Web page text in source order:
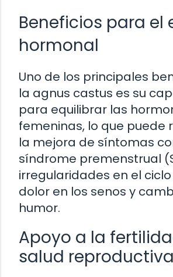
Beneficios para el
hormonal
Uno de los principales
la agnus castus es su
para equilibrar las
femeninas, lo que puede
la mejora de síntomas
síndrome premenstrual
irregularidades en el
dolor en los senos y
humor.
Apoyo a la
salud reproductiva